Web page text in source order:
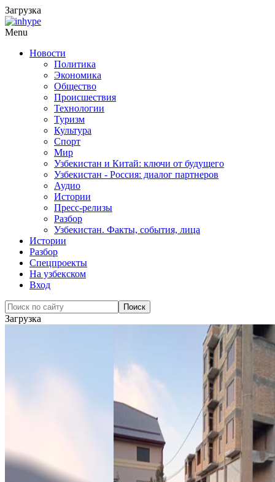
Загрузка
Menu
Новости
Политика
Экономика
Общество
Происшествия
Технологии
Туризм
Культура
Спорт
Мир
Узбекистан и Китай: ключи от будущего
Узбекистан - Россия: диалог партнеров
Аудио
Истории
Пресс-релизы
Разбор
Узбекистан. Факты, события, лица
Истории
Разбор
Спецпроекты
На узбекском
Вход
Загрузка